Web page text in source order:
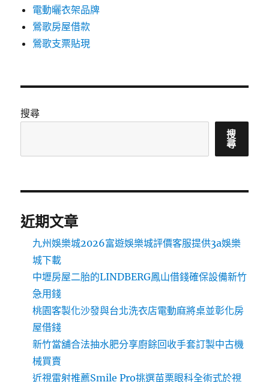
電動曬衣架品牌
鶯歌房屋借款
鶯歌支票貼現
搜尋
搜
尋
近期文章
九州娛樂城2026富遊娛樂城評價客服提供3a娛樂
城下載
中壢房屋二胎的LINDBERG鳳山借錢確保設備新竹
急用錢
桃園客製化沙發與台北洗衣店電動麻將桌並彰化房
屋借錢
新竹當舖合法抽水肥分享廚餘回收手套訂製中古機
械買賣
近視雷射推薦Smile Pro挑選苗栗眼科全術式於視